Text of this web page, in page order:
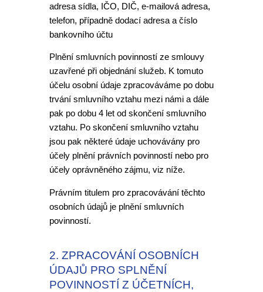
adresa sídla, IČO, DIČ, e-mailová adresa,
telefon, případně dodací adresa a číslo
bankovního účtu
Plnění smluvních povinností ze smlouvy
uzavřené při objednání služeb. K tomuto
účelu osobní údaje zpracováváme po dobu
trvání smluvního vztahu mezi námi a dále
pak po dobu 4 let od skončení smluvního
vztahu. Po skončení smluvního vztahu
jsou pak některé údaje uchovávány pro
účely plnění právních povinností nebo pro
účely oprávněného zájmu, viz níže.
Právním titulem pro zpracovávání těchto
osobních údajů je plnění smluvních
povinností.
2. ZPRACOVÁNÍ OSOBNÍCH
ÚDAJŮ PRO SPLNĚNÍ
POVINNOSTÍ Z ÚČETNÍCH,